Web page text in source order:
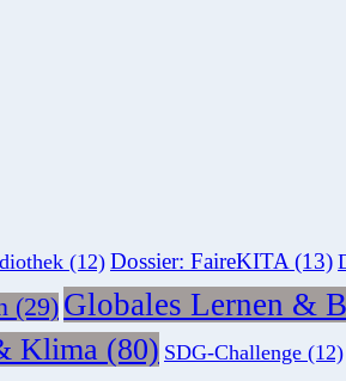
(12) Dossier: FaireKITA (13)
(29) Globales Lernen &
Klima (80) SDG-Challenge (12)